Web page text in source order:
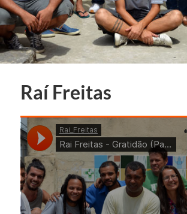
Raí Freitas